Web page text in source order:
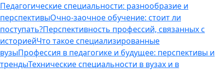
Педагогические специальности: разнообразие и
перспективыОчно-заочное обучение: стоит ли
поступать?Перспективность профессий, связанных с
историейЧто такое специализированные
вузыПрофессия в педагогике и будущее: перспективы и
трендыТехнические специальности в вузах и в